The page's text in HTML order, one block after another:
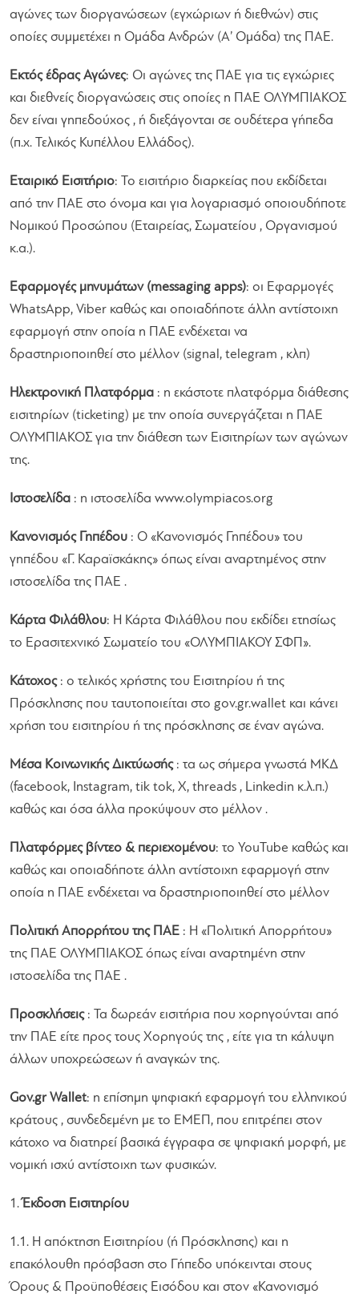
αγώνες των διοργανώσεων (εγχώριων ή διεθνών) στις
οποίες συμμετέχει η Ομάδα Ανδρών (Α’ Ομάδα) της ΠΑΕ.
Εκτός έδρας Αγώνες: Οι αγώνες της ΠΑΕ για τις εγχώριες
και διεθνείς διοργανώσεις στις οποίες η ΠΑΕ ΟΛΥΜΠΙΑΚΟΣ
δεν είναι γηπεδούχος , ή διεξάγονται σε ουδέτερα γήπεδα
(π.χ. Τελικός Κυπέλλου Ελλάδος).
Εταιρικό Εισιτήριο: Το εισιτήριο διαρκείας που εκδίδεται
από την ΠΑΕ στο όνομα και για λογαριασμό οποιουδήποτε
Νομικού Προσώπου (Εταιρείας, Σωματείου , Οργανισμού
κ.α.).
Εφαρμογές μηνυμάτων (messaging apps): οι Εφαρμογές
WhatsApp, Viber καθώς και οποιαδήποτε άλλη αντίστοιχη
εφαρμογή στην οποία η ΠΑΕ ενδέχεται να
δραστηριοποιηθεί στο μέλλον (signal, telegram , κλπ)
Ηλεκτρονική Πλατφόρμα : η εκάστοτε πλατφόρμα διάθεσης
εισιτηρίων (ticketing) με την οποία συνεργάζεται η ΠΑΕ
ΟΛΥΜΠΙΑΚΟΣ για την διάθεση των Εισιτηρίων των αγώνων
της.
Ιστοσελίδα : η ιστοσελίδα www.olympiacos.org
Κανονισμός Γηπέδου : Ο «Κανονισμός Γηπέδου» του
γηπέδου «Γ. Καραϊσκάκης» όπως είναι αναρτημένος στην
ιστοσελίδα της ΠΑΕ .
Κάρτα Φιλάθλου: Η Κάρτα Φιλάθλου που εκδίδει ετησίως
το Ερασιτεχνικό Σωματείο του «ΟΛΥΜΠΙΑΚΟΥ ΣΦΠ».
Κάτοχος: ο τελικός χρήστης του Εισιτηρίου ή της
Πρόσκλησης που ταυτοποιείται στο gov.gr.wallet και κάνει
χρήση του εισιτηρίου ή της πρόσκλησης σε έναν αγώνα.
Μέσα Κοινωνικής Δικτύωσής: τα ως σήμερα γνωστά ΜΚΔ
(facebook, Instagram, tik tok, Χ, threads , Linkedin κ.λ.π.)
καθώς και όσα άλλα προκύψουν στο μέλλον .
Πλατφόρμες βίντεο & περιεχομένου: το YouTube καθώς και
καθώς και οποιαδήποτε άλλη αντίστοιχη εφαρμογή στην
οποία η ΠΑΕ ενδέχεται να δραστηριοποιηθεί στο μέλλον
Πολιτική Απορρήτου της ΠΑΕ : Η «Πολιτική Απορρήτου»
της ΠΑΕ ΟΛΥΜΠΙΑΚΟΣ όπως είναι αναρτημένη στην
ιστοσελίδα της ΠΑΕ .
Προσκλήσεις: Τα δωρεάν εισιτήρια που χορηγούνται από
την ΠΑΕ είτε προς τους Χορηγούς της , είτε για τη κάλυψη
άλλων υποχρεώσεων ή αναγκών της.
Gov.gr Wallet: η επίσημη ψηφιακή εφαρμογή του ελληνικού
κράτους , συνδεδεμένη με το ΕΜΕΠ, που επιτρέπει στον
κάτοχο να διατηρεί βασικά έγγραφα σε ψηφιακή μορφή, με
νομική ισχύ αντίστοιχη των φυσικών.
1.Έκδοση Εισιτηρίου
1.1. Η απόκτηση Εισιτηρίου (ή Πρόσκλησης) και η
επακόλουθη πρόσβαση στο Γήπεδο υπόκεινται στους
Όρους & Προϋποθέσεις Εισόδου και στον «Κανονισμό